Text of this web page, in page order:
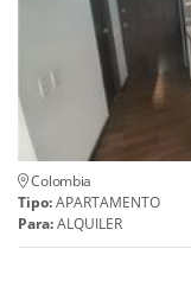
Colombia
Tipo:APARTAMENTO
Para:ALQUILER